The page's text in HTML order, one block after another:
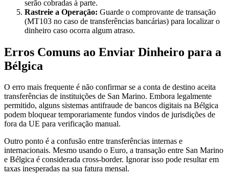
serão cobradas à parte.
Rastreie a Operação: Guarde o comprovante de transação
(MT103 no caso de transferências bancárias) para localizar o
dinheiro caso ocorra algum atraso.
Erros Comuns ao Enviar Dinheiro para a
Bélgica
O erro mais frequente é não confirmar se a conta de destino aceita
transferências de instituições de San Marino. Embora legalmente
permitido, alguns sistemas antifraude de bancos digitais na Bélgica
podem bloquear temporariamente fundos vindos de jurisdições de
fora da UE para verificação manual.
Outro ponto é a confusão entre transferências internas e
internacionais. Mesmo usando o Euro, a transação entre San Marino
e Bélgica é considerada cross-border. Ignorar isso pode resultar em
taxas inesperadas na sua fatura mensal.